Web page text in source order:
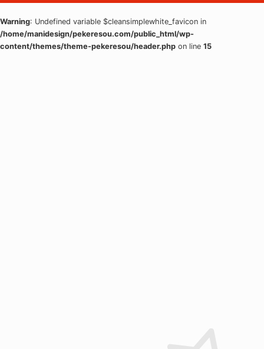
Warning: Undefined variable $cleansimplewhite_favicon in
/home/manidesign/pekeresou.com/public_html/wp-
content/themes/theme-pekeresou/header.php on line 15